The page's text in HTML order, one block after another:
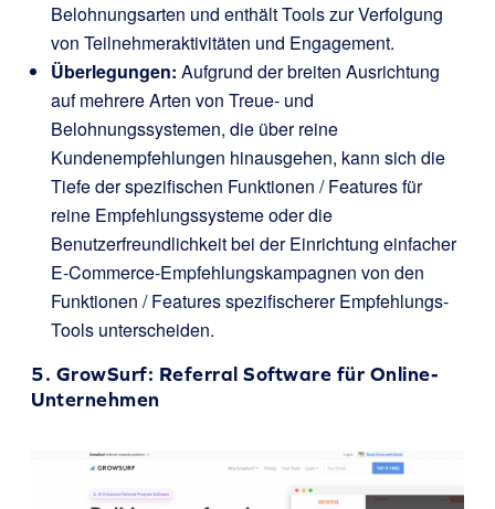
Belohnungsarten und enthält Tools zur Verfolgung
von Teilnehmeraktivitäten und Engagement.
Überlegungen: Aufgrund der breiten Ausrichtung
auf mehrere Arten von Treue- und
Belohnungssystemen, die über reine
Kundenempfehlungen hinausgehen, kann sich die
Tiefe der spezifischen Funktionen / Features für
reine Empfehlungssysteme oder die
Benutzerfreundlichkeit bei der Einrichtung einfacher
E-Commerce-Empfehlungskampagnen von den
Funktionen / Features spezifischerer Empfehlungs-
Tools unterscheiden.
5. GrowSurf: Referral Software für Online-
Unternehmen